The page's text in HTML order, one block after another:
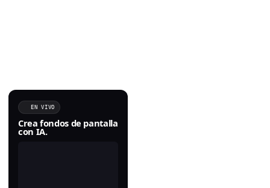
EN VIVO
Crea fondos de pantalla
con IA.